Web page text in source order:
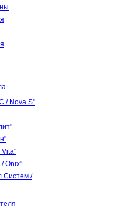
/ Nova S"
Onix"
Систем /